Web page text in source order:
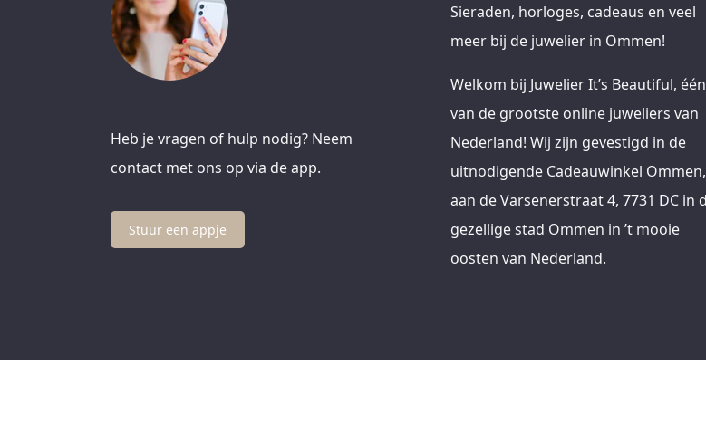
Heb je vragen of hulp nodig? Neem
contact met ons op via de app.
Stuur een appje
Sieraden, horloges, cadeaus en veel
meer bij de juwelier in Ommen!
Welkom bij Juwelier It’s Beautiful, één
van de grootste online juweliers van
Nederland! Wij zijn gevestigd in de
uitnodigende Cadeauwinkel Ommen,
aan de Varsenerstraat 4, 7731 DC in
gezellige stad Ommen in ’t mooie
oosten van Nederland.